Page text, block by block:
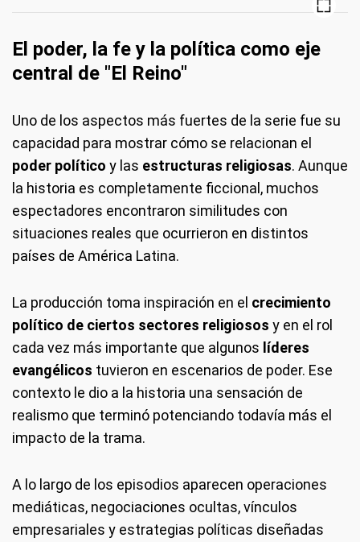
El poder, la fe y la política como eje
central de "El Reino"
Uno de los aspectos más fuertes de la serie fue su
capacidad para mostrar cómo se relacionan el
poder político y las estructuras religiosas. Aunque
la historia es completamente ficcional, muchos
espectadores encontraron similitudes con
situaciones reales que ocurrieron en distintos
países de América Latina.
La producción toma inspiración en el crecimiento
político de ciertos sectores religiosos y en el rol
cada vez más importante que algunos líderes
evangélicos tuvieron en escenarios de poder. Ese
contexto le dio a la historia una sensación de
realismo que terminó potenciando todavía más el
impacto de la trama.
A lo largo de los episodios aparecen operaciones
mediáticas, negociaciones ocultas, vínculos
empresariales y estrategias políticas diseñadas